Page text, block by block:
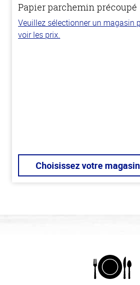
Papier parchemin précoupé
Veuillez sélectionner un magasin
voir les prix.
Choisissez votre magasin